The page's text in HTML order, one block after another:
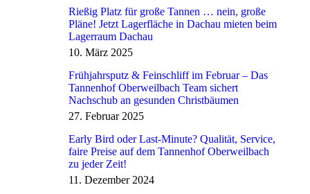
Rießig Platz für große Tannen … nein, große
Pläne! Jetzt Lagerfläche in Dachau mieten beim
Lagerraum Dachau
10. März 2025
Frühjahrsputz & Feinschliff im Februar – Das
Tannenhof Oberweilbach Team sichert
Nachschub an gesunden Christbäumen
27. Februar 2025
Early Bird oder Last-Minute? Qualität, Service,
faire Preise auf dem Tannenhof Oberweilbach
zu jeder Zeit!
11. Dezember 2024